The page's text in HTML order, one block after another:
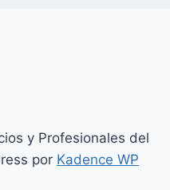
y Profesionales del
por Kadence WP